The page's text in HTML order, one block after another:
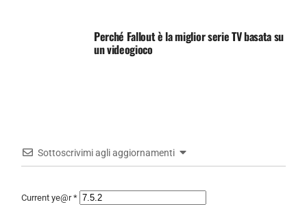
Perché Fallout è la miglior serie TV basata su
un videogioco
Sottoscrivimi agli aggiornamenti
Current ye@r*